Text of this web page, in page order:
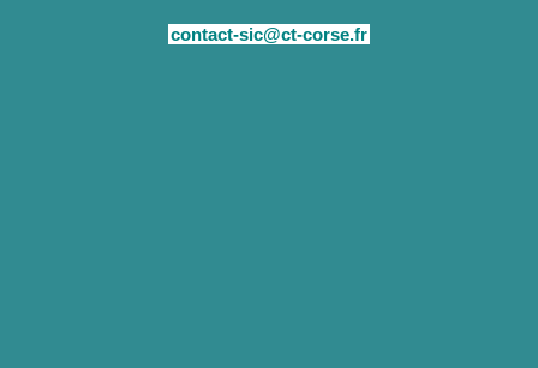
contact-sic@ct-corse.fr